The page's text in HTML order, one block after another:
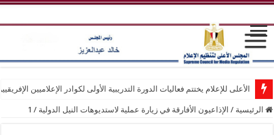
الأعلى للإعلام يختتم فعاليات الدورة التدريبية الأولى لكوادر الإعلاميين
الرئيسية / الإذاعيون الأفارقة في زيارة عملية لاستديوهات النيل الدولية /
1